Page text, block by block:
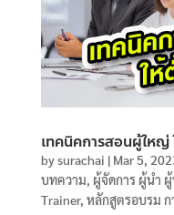
เทคนิคการสอนผู้ใหญ่
bysurachai | Mar 5,
บทความ, ผู้จัดการ ผู้นำ
Trainer, หลักสูตรอบรม ก